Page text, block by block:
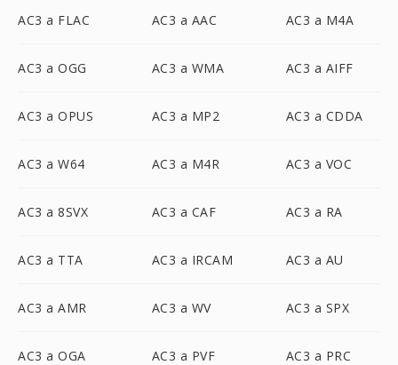
AC3 a FLAC AC3 a AAC AC3 a M4A
AC3 a OGG AC3 a WMA AC3 a AIFF
AC3 a OPUS AC3 a MP2 AC3 a CDDA
AC3 a W64 AC3 a M4R AC3 a VOC
AC3 a 8SVX AC3 a CAF AC3 a RA
AC3 a TTA AC3 a IRCAM AC3 a AU
AC3 a AMR AC3 a WV AC3 a SPX
AC3 a OGA AC3 a PVF AC3 a PRC